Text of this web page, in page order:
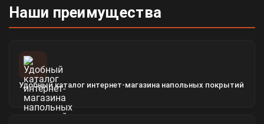
Наши преимущества
Удобный каталог интернет-магазина напольных покрытий